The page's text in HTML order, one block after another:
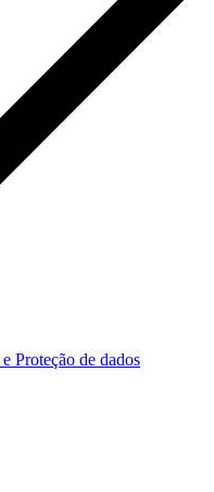
Proteção de dados